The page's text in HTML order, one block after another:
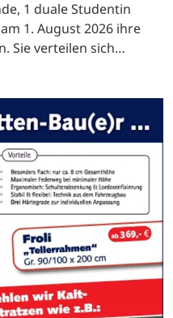
1 duale Studentin
1. August 2026 ihre
Sie verteilen sich…